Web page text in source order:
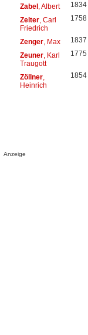
Zabel, Albert 1834
Zelter, Carl
Friedrich
1758
Zenger, Max 1837
Zeuner, Karl
Traugott
1775
Zöllner,
Heinrich
1854
Anzeige